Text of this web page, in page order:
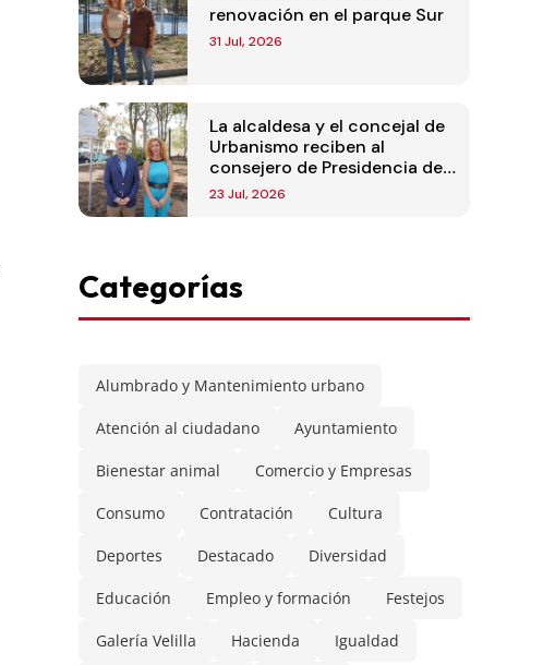
renovación en el parque Sur
31 Jul, 2026
La alcaldesa y el concejal de
Urbanismo reciben al
consejero de Presidencia de
la Comunidad de Madrid
23 Jul, 2026
Categorías
Alumbrado y Mantenimiento urbano
Atención al ciudadano Ayuntamiento
Bienestar animal Comercio y Empresas
Consumo Contratación Cultura
Deportes Destacado Diversidad
Educación Empleo y formación Festejos
Galería Velilla Hacienda Igualdad